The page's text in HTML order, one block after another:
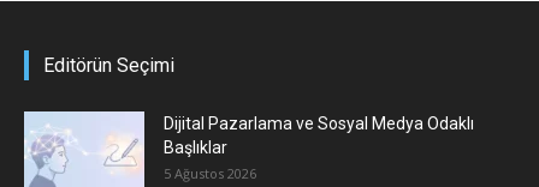
Editörün Seçimi
Dijital Pazarlama ve Sosyal Medya Odaklı
Başlıklar
5 Ağustos 2026